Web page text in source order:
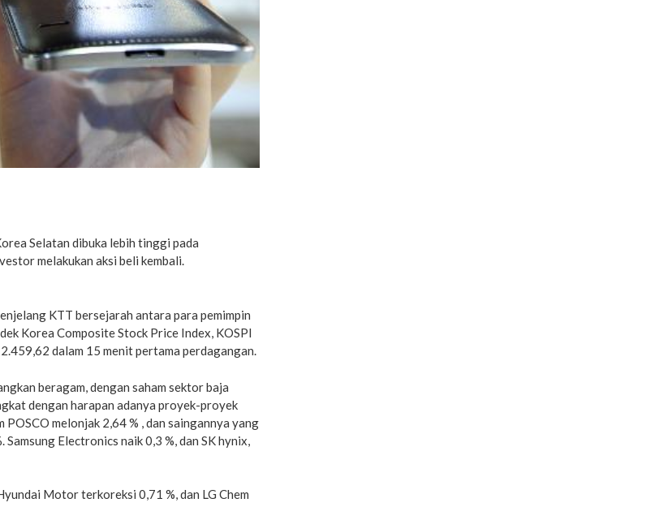
Selatan dibuka lebih tinggi pada
melakukan aksi beli kembali.
KTT bersejarah antara para pemimpin
Korea Composite Stock Price Index, KOSPI
dalam 15 menit pertama perdagangan.
beragam, dengan saham sektor baja
dengan harapan adanya proyek-proyek
POSCO melonjak 2,64 % , dan saingannya yang
Electronics naik 0,3 %, dan SK hynix,
Motor terkoreksi 0,71 %, dan LG Chem